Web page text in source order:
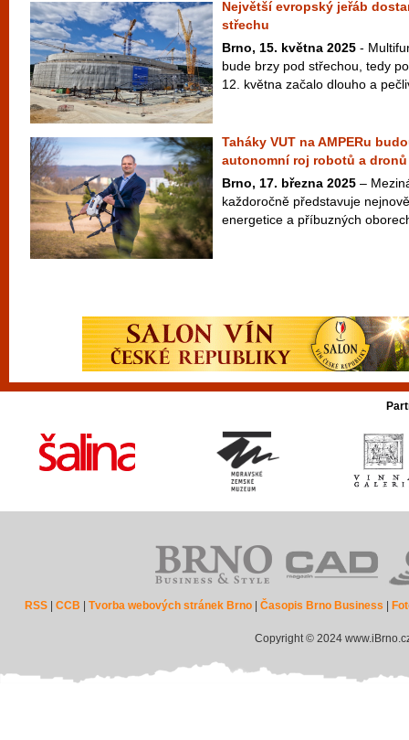
Největší evropský jeřáb
střechu
Brno, 15. května 2025 -
bude brzy pod střechou, tedy
12. května začalo dlouho a
Taháky VUT na AMPERu
autonomní roj robotů a dronů
Brno, 17. března 2025 –
každoročně představuje
energetice a příbuzných
RSS |CCB |Tvorba webových stránek Brno |Časopis Brno Business
Copyright © 2024